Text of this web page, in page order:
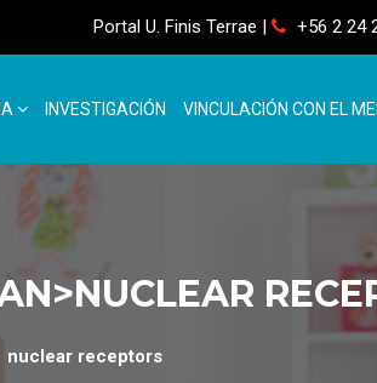
Portal U. Finis Terrae | +56 2 24
INVESTIGACIÓN VINCULACIÓN CON EL
nuclear receptors